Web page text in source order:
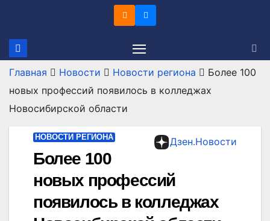
содержимому
Главная Новости Новости региона
Более 100
новых профессий появилось в колледжах
Новосибирской области
Дзен.Новости
НОВОСТИ РЕГИОНА
Более 100
новых профессий
появилось в колледжах